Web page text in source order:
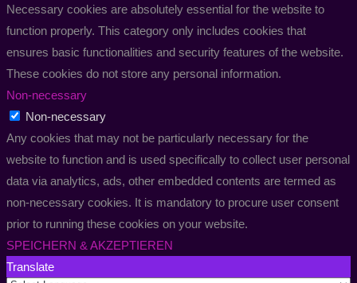
Necessary cookies are absolutely essential for the website to
function properly. This category only includes cookies that
ensures basic functionalities and security features of the website.
These cookies do not store any personal information.
Non-necessary
Non-necessary
Any cookies that may not be particularly necessary for the
website to function and is used specifically to collect user personal
data via analytics, ads, other embedded contents are termed as
non-necessary cookies. It is mandatory to procure user consent
prior to running these cookies on your website.
SPEICHERN & AKZEPTIEREN
Translate